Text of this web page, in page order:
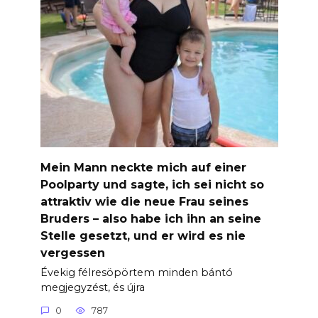
Mein Mann neckte mich auf einer
Poolparty und sagte, ich sei nicht so
attraktiv wie die neue Frau seines
Bruders – also habe ich ihn an seine
Stelle gesetzt, und er wird es nie
vergessen
Évekig félresöpörtem minden bántó
megjegyzést, és újra
0 787